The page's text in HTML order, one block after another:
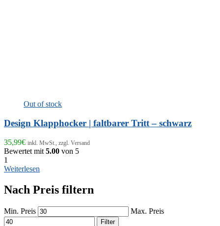
Out of stock
Design Klapphocker | faltbarer Tritt – schwarz
35,99€ inkl. MwSt., zzgl. Versand
Bewertet mit 5.00 von 5
1
Weiterlesen
Nach Preis filtern
Min. Preis Max. Preis
Filter